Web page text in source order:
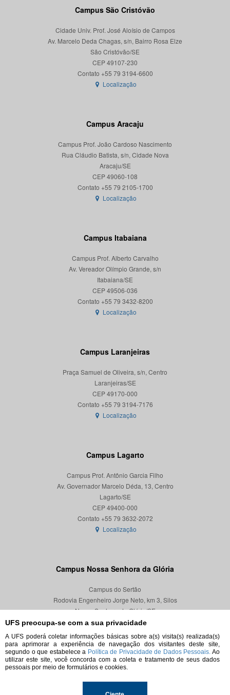
UFS preocupa-se com a sua privacidade
A UFS poderá coletar informações básicas sobre a(s) visita(s) realizada(s)
para aprimorar a experiência de navegação dos visitantes deste site,
segundo o que estabelece a Política de Privacidade de Dados Pessoais. Ao
utilizar este site, você concorda com a coleta e tratamento de seus dados
pessoais por meio de formulários e cookies.
Campus São Cristóvão
Cidade Univ. Prof. José Aloísio de Campos
Av. Marcelo Deda Chagas, s/n, Bairro Rosa Elze
São Cristóvão/SE
CEP 49107-230
Localização
Campus Aracaju
Campus Prof. João Cardoso Nascimento
Rua Cláudio Batista, s/n, Cidade Nova
Aracaju/SE
CEP 49060-108
Localização
Campus Itabaiana
Campus Prof. Alberto Carvalho
Av. Vereador Olímpio Grande, s/n
Itabaiana/SE
CEP 49506-036
Localização
Campus Laranjeiras
Praça Samuel de Oliveira, s/n, Centro
Laranjeiras/SE
CEP 49170-000
Localização
Campus Lagarto
Campus Prof. Antônio Garcia Filho
Av. Governador Marcelo Déda, 13, Centro
Lagarto/SE
CEP 49400-000
Localização
Campus Nossa Senhora da Glória
Campus do Sertão
Rodovia Engenheiro Jorge Neto, km 3, Silos
Nossa Senhora da Glória/SE
CEP 49680-000
Localização